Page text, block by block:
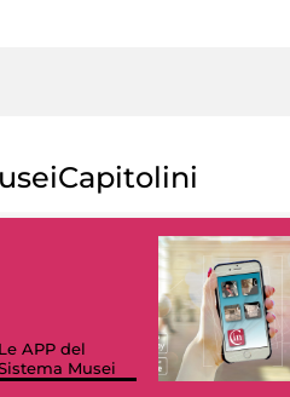
Le APP del
Musei